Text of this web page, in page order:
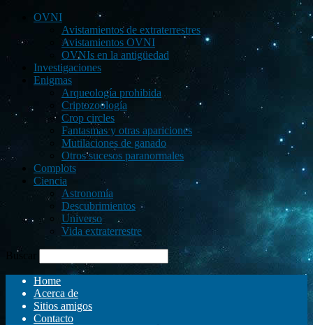
OVNI
Avistamientos de extraterrestres
Avistamientos OVNI
OVNIs en la antigüedad
Investigaciones
Enigmas
Arqueología prohibida
Criptozoología
Crop circles
Fantasmas y otras apariciones
Mutilaciones de ganado
Otros sucesos paranormales
Complots
Ciencia
Astronomía
Descubrimientos
Universo
Vida extraterrestre
Buscar
Home
Acerca de
Sitios amigos
Contacto